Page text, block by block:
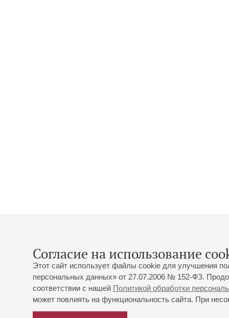
Согласие на использование
Этот сайт использует файлы cookie для улучшения
персональных данных» от 27.07.2006 № 152-ФЗ.
соответствии с нашей Политикой обработки
может повлиять на функциональность сайта. При